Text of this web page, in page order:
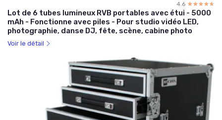
4.6 ☆☆☆☆☆
★★★★★
Lot de 6 tubes lumineux RVB portables avec étui - 5000
mAh - Fonctionne avec piles - Pour studio vidéo LED,
photographie, danse DJ, fête, scène, cabine photo
Voir le détail